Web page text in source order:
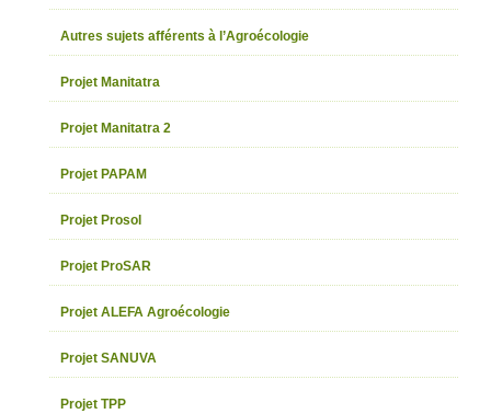
Autres sujets afférents à l’Agroécologie
Projet Manitatra
Projet Manitatra 2
Projet PAPAM
Projet Prosol
Projet ProSAR
Projet ALEFA Agroécologie
Projet SANUVA
Projet TPP